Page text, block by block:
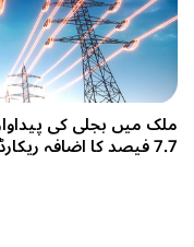
ملک میں بجلی کی
7.7 فیصد کا اضافہ ریکارڈ